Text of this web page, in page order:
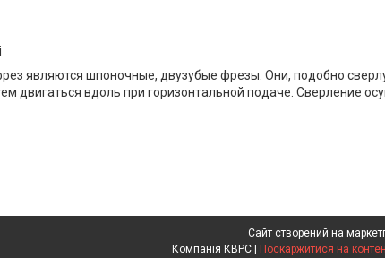
являются шпоночные, двузубые фрезы. Они, подобно
двигаться вдоль при горизонтальной подаче. Сверление
Сайт створений на
Поскаржитися на